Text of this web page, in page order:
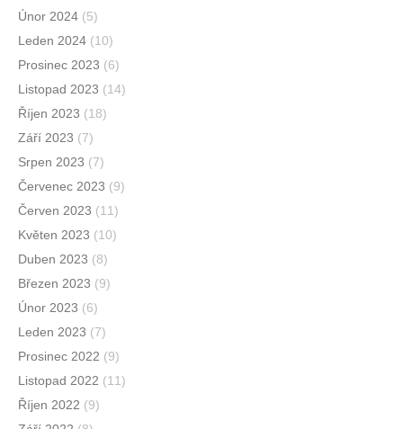
Únor 2024 (5)
Leden 2024 (10)
Prosinec 2023 (6)
Listopad 2023 (14)
Říjen 2023 (18)
Září 2023 (7)
Srpen 2023 (7)
Červenec 2023 (9)
Červen 2023 (11)
Květen 2023 (10)
Duben 2023 (8)
Březen 2023 (9)
Únor 2023 (6)
Leden 2023 (7)
Prosinec 2022 (9)
Listopad 2022 (11)
Říjen 2022 (9)